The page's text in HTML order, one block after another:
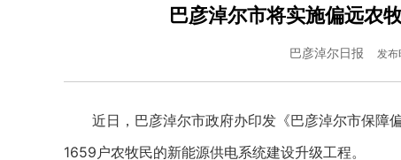
巴彦淖尔市将实施偏远农
巴彦淖尔日报 发布
近日，巴彦淖尔市政府办印发《巴彦淖尔市保障
1659户农牧民的新能源供电系统建设升级工程。